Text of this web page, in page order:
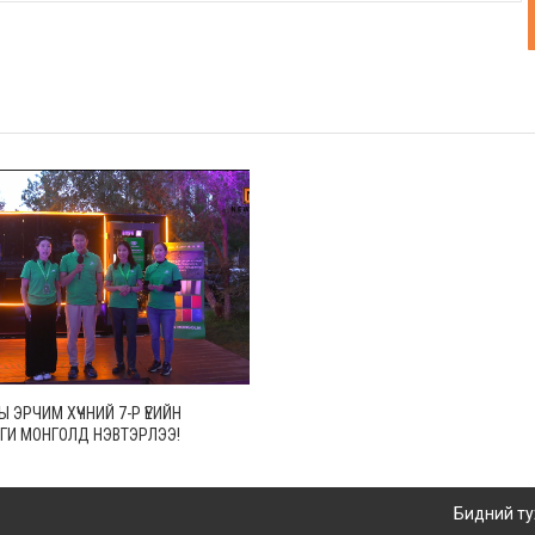
ЭРЧИМ ХҮЧНИЙ 7-Р ҮЕИЙН
МОНГОЛД НЭВТЭРЛЭЭ!
Бидний